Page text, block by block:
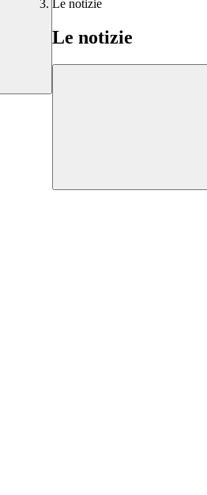
Le notizie
Le notizie